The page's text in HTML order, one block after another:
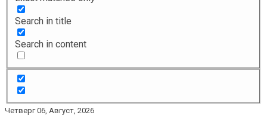
Search in title
Search in content
Четверг 06, Август, 2026